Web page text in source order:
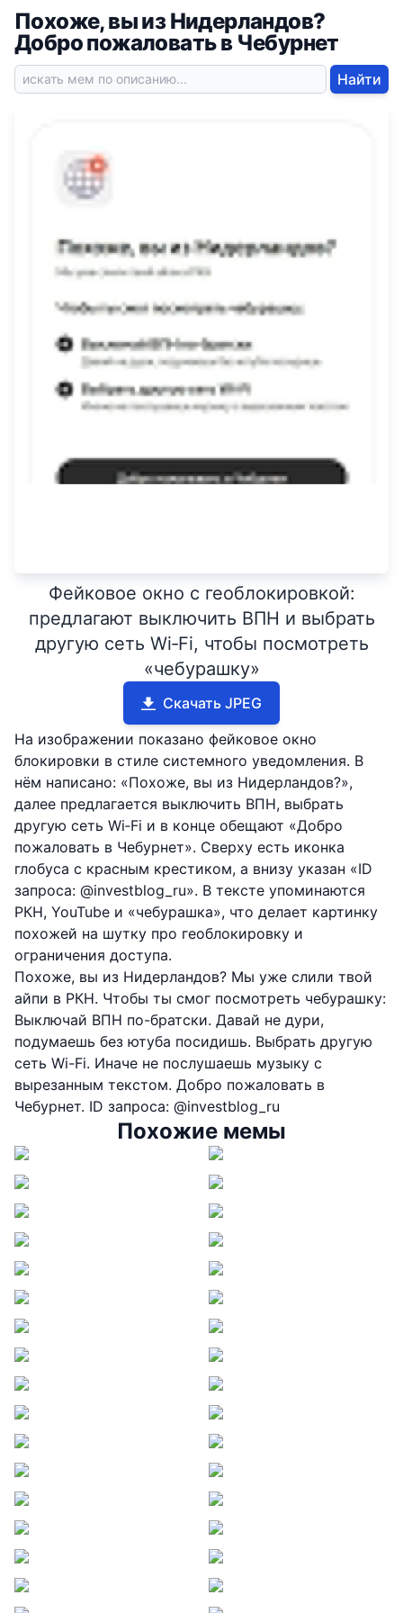
Похоже, вы из Нидерландов?
Добро пожаловать в Чебурнет
Найти
Фейковое окно с геоблокировкой:
предлагают выключить ВПН и выбрать
другую сеть Wi‑Fi, чтобы посмотреть
«чебурашку»
Скачать JPEG
На изображении показано фейковое окно
блокировки в стиле системного уведомления. В
нём написано: «Похоже, вы из Нидерландов?»,
далее предлагается выключить ВПН, выбрать
другую сеть Wi‑Fi и в конце обещают «Добро
пожаловать в Чебурнет». Сверху есть иконка
глобуса с красным крестиком, а внизу указан «ID
запроса: @investblog_ru». В тексте упоминаются
РКН, YouTube и «чебурашка», что делает картинку
похожей на шутку про геоблокировку и
ограничения доступа.
Похоже, вы из Нидерландов? Мы уже слили твой
айпи в РКН. Чтобы ты смог посмотреть чебурашку:
Выключай ВПН по-братски. Давай не дури,
подумаешь без ютуба посидишь. Выбрать другую
сеть Wi-Fi. Иначе не послушаешь музыку с
вырезанным текстом. Добро пожаловать в
Чебурнет. ID запроса: @investblog_ru
Похожие мемы